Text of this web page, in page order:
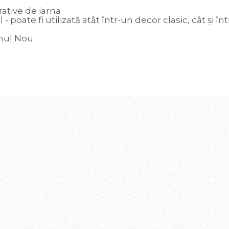
de iarna
poate fi utilizată atât într-un decor clasic, cât și
Nou